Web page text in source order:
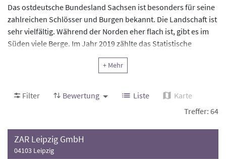
Das ostdeutsche Bundesland Sachsen ist besonders für seine
zahlreichen Schlösser und Burgen bekannt. Die Landschaft ist
sehr vielfältig. Während der Norden eher flach ist, gibt es im
Süden viele Berge. Im Jahr 2019 zählte das Statistische
Bundesamt rund 50 Rehakliniken in Sachsen. Das Bundesland
bewegt sich damit bundesweit im Mittelfeld. Finden Sie
Sachsen, die Ihnen bei Ihrer Genesung fachkundig und
Onkologie
finden Sie im jeweiligen Profil der Einrichtung.
Achten Sie bei Ihrer Auswahl auf die Bewertung der
+ Mehr
Filter Bewertung Liste
Karte
Treffer: 64
ZAR Leipzig GmbH
04103 Leipzig